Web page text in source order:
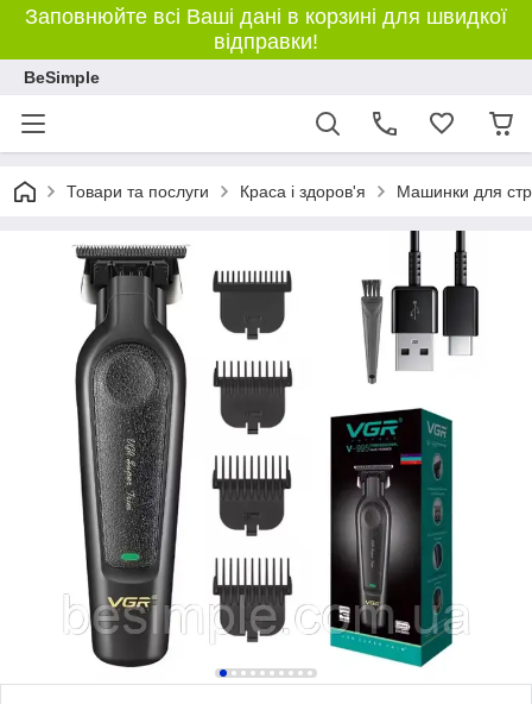
Заповнюйте всі Ваші дані в корзині для швидкої
відправки!
BeSimple
Товари та послуги Краса і здоров'я Машинки для